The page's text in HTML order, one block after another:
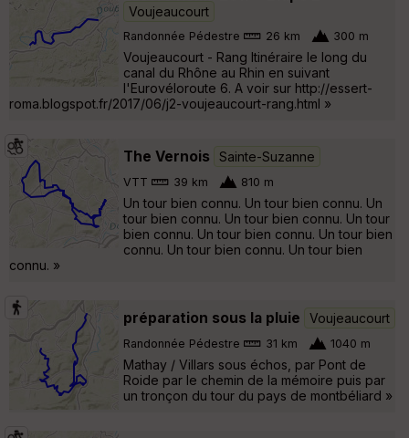
Voujeaucourt
Randonnée Pédestre 26 km 300 m
Voujeaucourt - Rang Itinéraire le long du
canal du Rhône au Rhin en suivant
l'Eurovéloroute 6. A voir sur http://essert-
roma.blogspot.fr/2017/06/j2-voujeaucourt-rang.html »
The Vernois Sainte-Suzanne
VTT 39 km 810 m
Un tour bien connu. Un tour bien connu. Un
tour bien connu. Un tour bien connu. Un tour
bien connu. Un tour bien connu. Un tour bien
connu. Un tour bien connu. Un tour bien
connu. »
préparation sous la pluie Voujeaucourt
Randonnée Pédestre 31 km 1040 m
Mathay / Villars sous échos, par Pont de
Roide par le chemin de la mémoire puis par
un tronçon du tour du pays de montbéliard »